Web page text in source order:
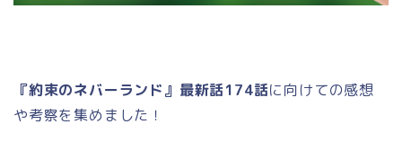
『約束のネバーランド』最新話174話に向けての感想
や考察を集めました！